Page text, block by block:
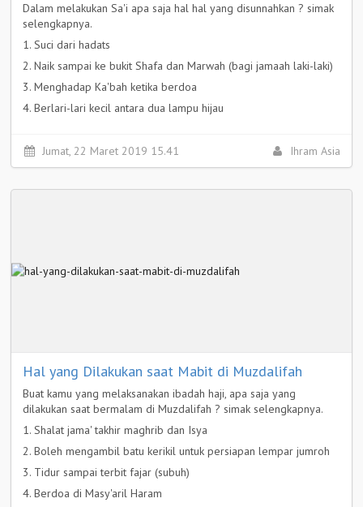
Dalam melakukan Sa'i apa saja hal hal yang disunnahkan ? simak
selengkapnya.
1. Suci dari hadats
2. Naik sampai ke bukit Shafa dan Marwah (bagi jamaah laki-laki)
3. Menghadap Ka'bah ketika berdoa
4. Berlari-lari kecil antara dua lampu hijau
Selengkapnya >
Jumat, 22 Maret 2019 15.41 Ihram Asia
Hal yang Dilakukan saat Mabit di Muzdalifah
Buat kamu yang melaksanakan ibadah haji, apa saja yang
dilakukan saat bermalam di Muzdalifah ? simak selengkapnya.
1. Shalat jama' takhir maghrib dan Isya
2. Boleh mengambil batu kerikil untuk persiapan lempar jumroh
3. Tidur sampai terbit fajar (subuh)
4. Berdoa di Masy'aril Haram